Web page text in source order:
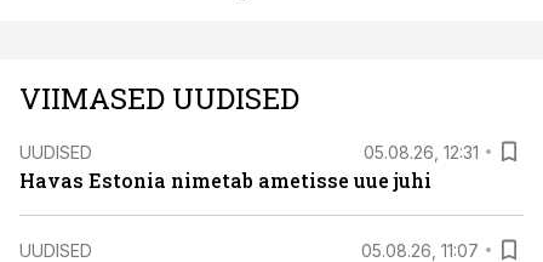
VIIMASED UUDISED
UUDISED 05.08.26, 12:31
Havas Estonia nimetab ametisse uue juhi
UUDISED 05.08.26, 11:07